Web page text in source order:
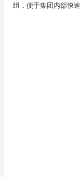
组，便于集团内部快